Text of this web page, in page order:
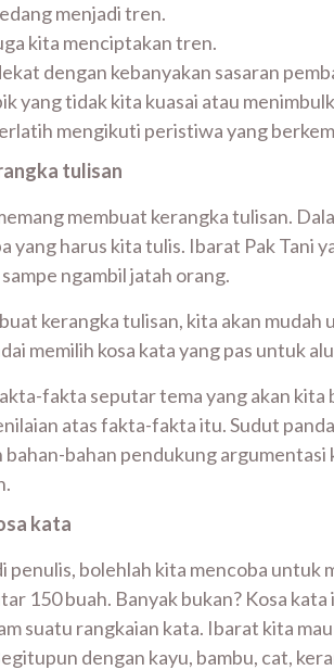
menjadi tren.
kita menciptakan tren.
dengan kebanyakan sasaran
yang tidak kita kuasai atau
mengikuti peristiwa yang
tulisan
membuat kerangka tulisan.
yang harus kita tulis. Ibarat Pak Tani
ngambil jatah orang.
kerangka tulisan, kita akan
memilih kosa kata yang pas untuk
fakta seputar tema yang akan kita
atas fakta-fakta itu. Sudut
bahan-bahan pendukung argumentasi
kata
penulis, bolehlah kita mencoba untuk
150 buah. Banyak bukan? Kosa
suatu rangkaian kata. Ibarat kita
dengan kayu, bambu, cat,